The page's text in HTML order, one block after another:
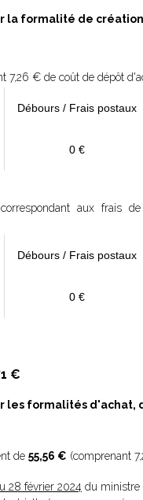
la formalité de
7,26 € de coût de dépôt
Débours / Frais postaux
0 €
aux frais de
Débours / Frais postaux
0 €
€
les formalités
de 55,56 € (comprenant
28 février 2024 du ministre